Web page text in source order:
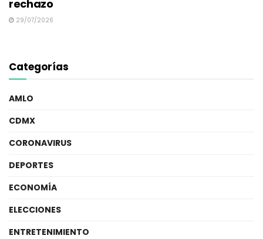
rechazo
29/07/2026
Categorías
AMLO
CDMX
CORONAVIRUS
DEPORTES
ECONOMÍA
ELECCIONES
ENTRETENIMIENTO